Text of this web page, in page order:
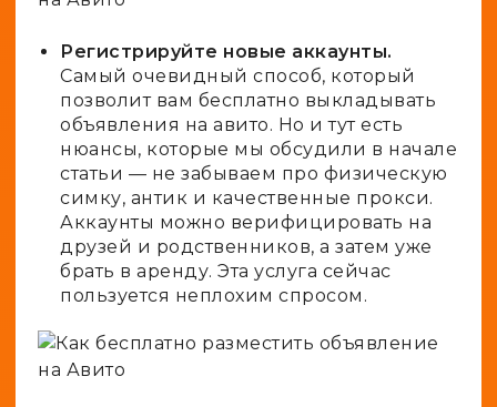
Регистрируйте новые аккаунты.
Самый очевидный способ, который
позволит вам бесплатно выкладывать
объявления на авито. Но и тут есть
нюансы, которые мы обсудили в начале
статьи — не забываем про физическую
симку, антик и качественные прокси.
Аккаунты можно верифицировать на
друзей и родственников, а затем уже
брать в аренду. Эта услуга сейчас
пользуется неплохим спросом.